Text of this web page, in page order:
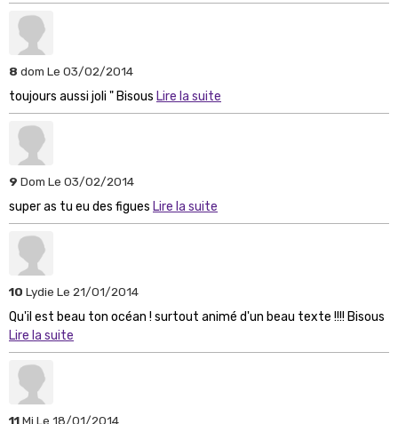
8 dom Le 03/02/2014
toujours aussi joli " Bisous Lire la suite
9 Dom Le 03/02/2014
super as tu eu des figues Lire la suite
10 Lydie Le 21/01/2014
Qu'il est beau ton océan ! surtout animé d'un beau texte !!!! Bisous
Lire la suite
11Mi Le 18/01/2014